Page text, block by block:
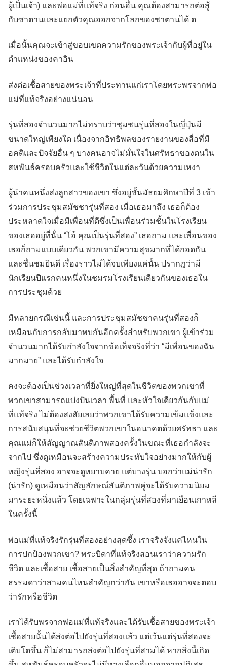
ผู้เป็นเจ้า) และพ่อแม่ที่แท้จริง ก่อนอื่น คุณต้องสามารถต่อสู้
กับซาตานและแยกตัวคุณออกจากโลกของซาตานได้ ต
เมื่อนั้นคุณจะเข้าสู่ขอบเขตความรักของพระเจ้ากับผู้ที่อยู่ใน
ตำแหน่งของคาอิน
ส่งต่อเชื้อสายของพระเจ้าที่ประทานแก่เราโดยพระพรจากพ่อ
แม่ที่แท้จริงอย่างแน่นอน
รุ่นที่สองจำนวนมากไม่ทราบว่าชุมชนรุ่นที่สองในญี่ปุ่นมี
ขนาดใหญ่เพียงใด เนื่องจากอิทธิพลของรายงานของสื่อที่มี
อคติและปัจจัยอื่น ๆ บางคนอาจไม่มั่นใจในศรัทธาของตนใน
สหพันธ์ครอบครัวและใช้ชีวิตในแต่ละวันด้วยความเหงา
ผู้นำคนหนึ่งส่งลูกสาวของเขา ซึ่งอยู่ชั้นมัธยมศึกษาปีที่ 3 เข้า
ร่วมการประชุมสมัชชารุ่นที่สอง เมื่อเธอมาถึง เธอก็ต้อง
ประหลาดใจเมื่อมีเพื่อนที่ดีซึ่งเป็นเพื่อนร่วมชั้นในโรงเรียน
ของเธออยู่ที่นั่น “โอ้ คุณเป็นรุ่นที่สอง” เธอถาม และเพื่อนของ
เธอก็ถามแบบเดียวกัน พวกเขามีความสุขมากที่ได้กอดกัน
และชื่นชมยินดี เรื่องราวไม่ได้จบเพียงแค่นั้น ปรากฎว่ามี
นักเรียนปีแรกคนหนึ่งในชมรมโรงเรียนเดียวกันของเธอใน
การประชุมด้วย
มีหลายกรณีเช่นนี้ และการประชุมสมัชชาคนรุ่นที่สองก็
เหมือนกับการกลับมาพบกันอีกครั้งสำหรับพวกเขา ผู้เข้าร่วม
จำนวนมากได้รับกำลังใจจากข้อเท็จจริงที่ว่า “มีเพื่อนของฉัน
มากมาย” และได้รับกำลังใจ
คงจะต้องเป็นช่วงเวลาที่ยิ่งใหญ่ที่สุดในชีวิตของพวกเขาที่
พวกเขาสามารถแบ่งปันเวลา พื้นที่ และหัวใจเดียวกันกับแม่
ที่แท้จริง ไม่ต้องสงสัยเลยว่าพวกเขาได้รับความเข้มแข็งและ
การสนับสนุนที่จะช่วยชีวิตพวกเขาในอนาคตด้วยศรัทธา และ
คุณแม่ก็ให้สัญญาณสันติภาพสองครั้งในขณะที่เธอกำลังจะ
จากไป ซึ่งดูเหมือนจะสร้างความประทับใจอย่างมากให้กับผู้
หญิงรุ่นที่สอง อาจจะดูหยาบคาย แต่บางรุ่น บอกว่าแม่น่ารัก
(น่ารัก) ดูเหมือนว่าสัญลักษณ์สันติภาพคู่จะได้รับความนิยม
มาระยะหนึ่งแล้ว โดยเฉพาะในกลุ่มรุ่นที่สองที่มาเยือนเกาหลี
ในครั้งนี้
พ่อแม่ที่แท้จริงรักรุ่นที่สองอย่างสุดซึ้ง เราจริงจังแค่ไหนใน
การปกป้องพวกเขา? พระบิดาที่แท้จริงสอนเราว่าความรัก
ชีวิต และเชื้อสาย เชื้อสายเป็นสิ่งสำคัญที่สุด ถ้าถามคน
ธรรมดาว่าสามคนไหนสำคัญกว่ากัน เขาหรือเธออาจจะตอบ
ว่ารักหรือชีวิต
เราได้รับพรจากพ่อแม่ที่แท้จริงและได้รับเชื้อสายของพระเจ้า
เชื้อสายนั้นได้ส่งต่อไปยังรุ่นที่สองแล้ว แต่เว้นแต่รุ่นที่สองจะ
เติบโตขึ้น ก็ไม่สามารถส่งต่อไปยังรุ่นที่สามได้ หากสิ่งนี้เกิด